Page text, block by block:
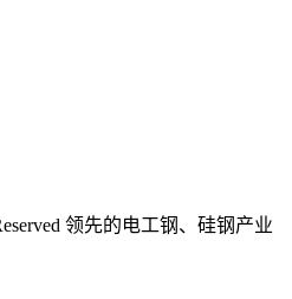
领先的电工钢、硅钢产业